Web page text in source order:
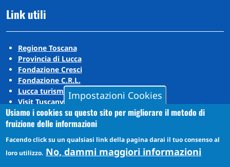
Link utili
Regione Toscana
Provincia di Lucca
Fondazione Cresci
Fondazione C.R.L.
Lucca turismo
Visit Tuscany
Puccini Lands
Social media
Impostazioni Cookies
Usiamo i cookies su questo sito per migliorare il metodo di
fruizione delle informazioni
Facendo click su un qualsiasi link della pagina darai il tuo consenso al
loro utilizzo. No, dammi maggiori informazioni